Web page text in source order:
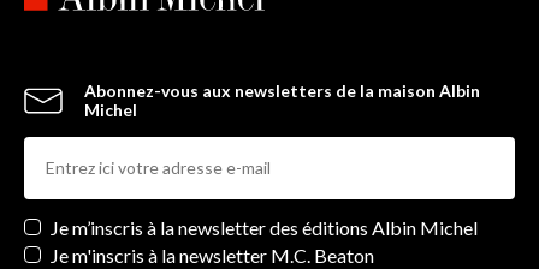
Abonnez-vous aux newsletters de la maison Albin
Michel
Newsletters
Je m’inscris à la newsletter des éditions Albin Michel
Je m'inscris à la newsletter M.C. Beaton